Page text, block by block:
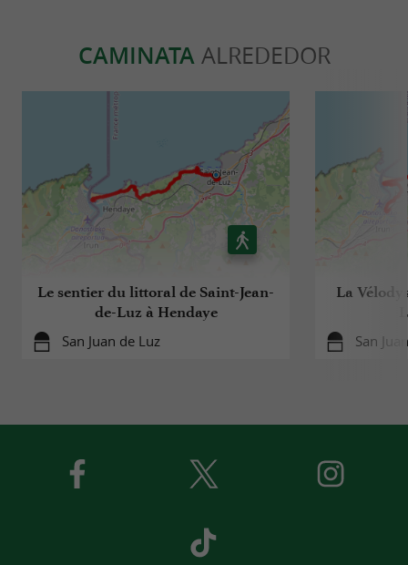
CAMINATA ALREDEDOR
Le sentier du littoral de Saint-Jean-
de-Luz à Hendaye
San Juan de Luz
La
San